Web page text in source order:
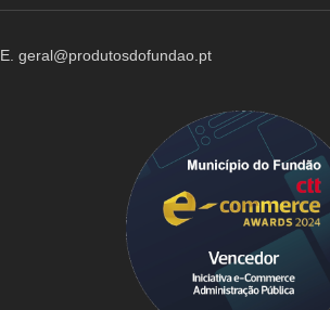
E. geral@produtosdofundao.pt